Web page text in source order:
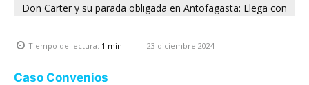
Don Carter y su parada obligada en Antofagasta: Llega con
Tiempo de lectura: 1 min. 23 diciembre 2024
Caso Convenios